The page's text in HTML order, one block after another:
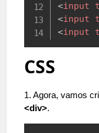
<input
<input
<input
CSS
1. Agora, vamos
<div>.